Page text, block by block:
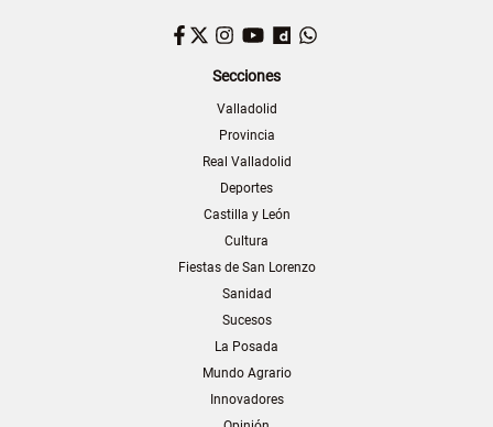
Facebook
TwitterInstagram
YouTubeDailymotion
Secciones
Valladolid
Provincia
Real Valladolid
Deportes
Castilla y León
Cultura
Fiestas de San Lorenzo
Sanidad
Sucesos
La Posada
Mundo Agrario
Innovadores